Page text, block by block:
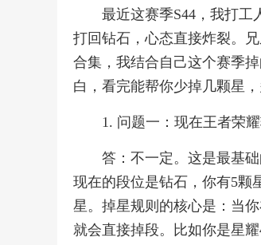
最近这赛季S44，我打
打回钻石，心态直接炸裂。
合集，我结合自己这个赛季
白，看完能帮你少掉几颗星，
1. 问题一：现在王者荣
答：不一定。这是最基
现在的段位是钻石，你有5颗
星。掉星规则的核心是：当
就会直接掉段。比如你是星